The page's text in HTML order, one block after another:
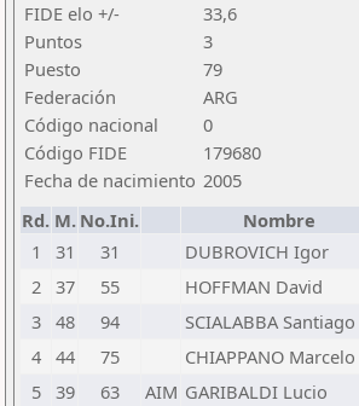
FIDE elo +/-
33,6
Puntos
3
Puesto
79
Federación
ARG
Código nacional
0
Código FIDE
179680
Fecha de nacimiento 2005
Rd. M. No.Ini. Nombre
1
31 31 DUBROVICH Igor
2 37 55 HOFFMAN David
3 48 94 SCIALABBA Santiago
4 44 75 CHIAPPANO Marcelo
5 39 63 AIM GARIBALDI Lucio